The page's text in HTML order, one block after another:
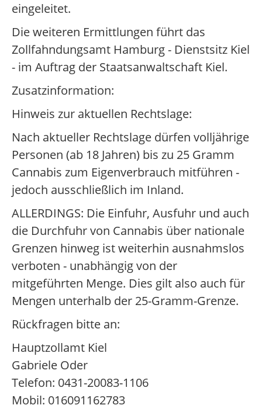
eingeleitet.
Die weiteren Ermittlungen führt das
Zollfahndungsamt Hamburg - Dienstsitz Kiel
- im Auftrag der Staatsanwaltschaft Kiel.
Zusatzinformation:
Hinweis zur aktuellen Rechtslage:
Nach aktueller Rechtslage dürfen volljährige
Personen (ab 18 Jahren) bis zu 25 Gramm
Cannabis zum Eigenverbrauch mitführen -
jedoch ausschließlich im Inland.
ALLERDINGS: Die Einfuhr, Ausfuhr und auch
die Durchfuhr von Cannabis über nationale
Grenzen hinweg ist weiterhin ausnahmslos
verboten - unabhängig von der
mitgeführten Menge. Dies gilt also auch für
Mengen unterhalb der 25-Gramm-Grenze.
Rückfragen bitte an:
Hauptzollamt Kiel
Gabriele Oder
Telefon: 0431-20083-1106
Mobil: 016091162783